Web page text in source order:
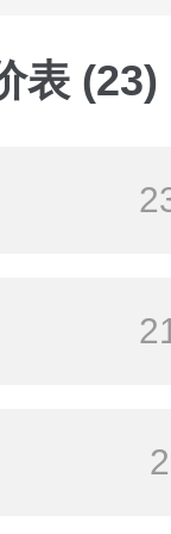
表 (23)